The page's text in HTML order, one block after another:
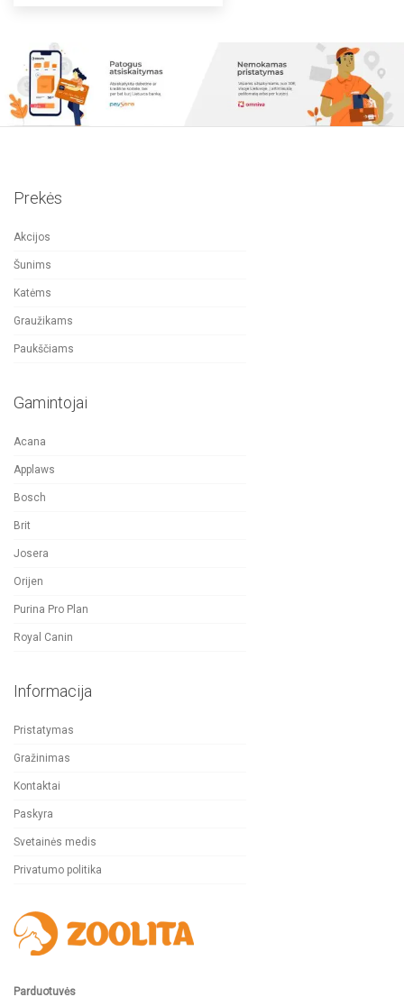
Prekės
Akcijos
Šunims
Katėms
Graužikams
Paukščiams
Gamintojai
Acana
Applaws
Bosch
Brit
Josera
Orijen
Purina Pro Plan
Royal Canin
Informacija
Pristatymas
Gražinimas
Kontaktai
Paskyra
Svetainės medis
Privatumo politika
Parduotuvės